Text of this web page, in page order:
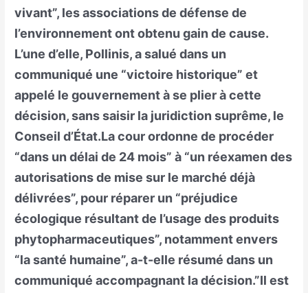
vivant”, les associations de défense de
l’environnement ont obtenu gain de cause.
L’une d’elle, Pollinis, a salué dans un
communiqué une “victoire historique” et
appelé le gouvernement à se plier à cette
décision, sans saisir la juridiction suprême, le
Conseil d’État.La cour ordonne de procéder
“dans un délai de 24 mois” à “un réexamen des
autorisations de mise sur le marché déjà
délivrées”, pour réparer un “préjudice
écologique résultant de l’usage des produits
phytopharmaceutiques”, notamment envers
“la santé humaine”, a-t-elle résumé dans un
communiqué accompagnant la décision.”Il est